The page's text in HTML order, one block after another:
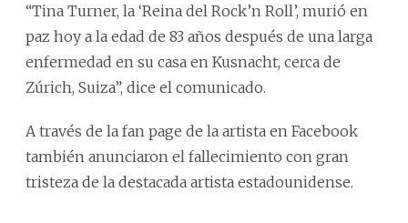
“Tina Turner, la ‘Reina del Rock’n Roll’, murió en
paz hoy a la edad de 83 años después de una larga
enfermedad en su casa en Kusnacht, cerca de
Zúrich, Suiza”, dice el comunicado.
A través de la fan page de la artista en Facebook
también anunciaron el fallecimiento con gran
tristeza de la destacada artista estadounidense.